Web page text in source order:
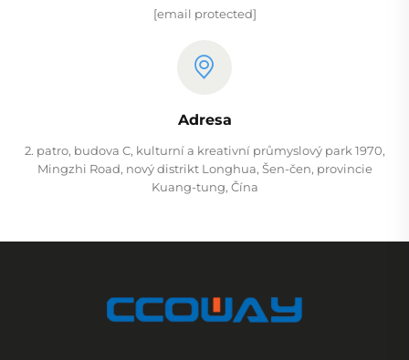
[email protected]
Adresa
2. patro, budova C, kulturní a kreativní průmyslový park 1970,
Mingzhi Road, nový distrikt Longhua, Šen-čen, provincie
Kuang-tung, Čína